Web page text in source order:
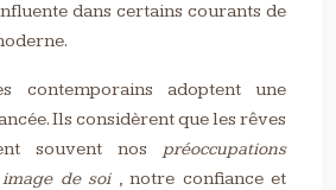
dans certains courants de
contemporains adoptent une
Ils considèrent que les rêves
souvent nos préoccupations
de soi , notre confiance et